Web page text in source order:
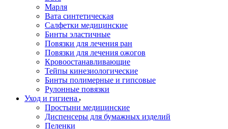
Марля
Вата синтетическая
Салфетки медицинские
Бинты эластичные
Повязки для лечения ран
Повязки для лечения ожогов
Кровоостанавливающие
Тейпы кинезиологические
Бинты полимерные и гипсовые
Рулонные повязки
Уход и гигиена
Простыни медицинские
Диспенсеры для бумажных изделий
Пеленки